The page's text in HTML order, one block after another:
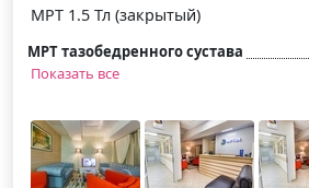
МРТ 1.5 Тл (закрытый)
МРТ тазобедренного сустава
Показать все